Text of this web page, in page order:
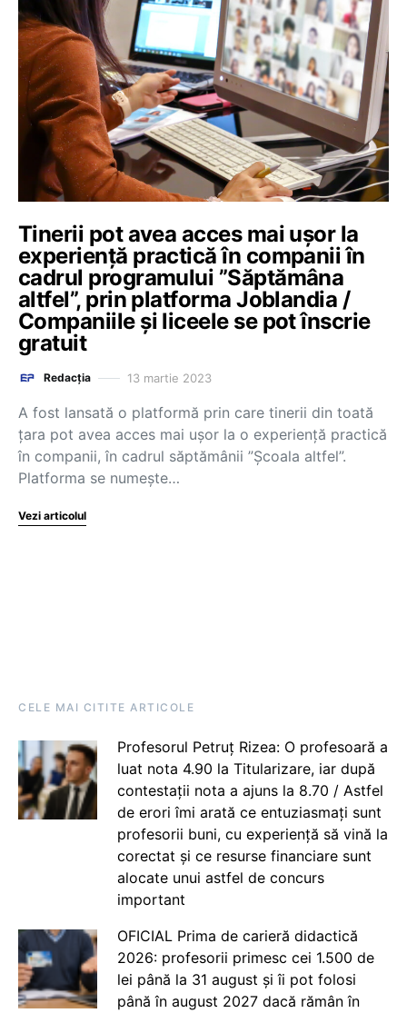
Tinerii pot avea acces mai ușor la
experiență practică în companii în
cadrul programului ”Săptămâna
altfel”, prin platforma Joblandia /
Companiile și liceele se pot înscrie
gratuit
Redacția 13 martie 2023
A fost lansată o platformă prin care tinerii din toată
țara pot avea acces mai ușor la o experiență practică
în companii, în cadrul săptămânii ”Școala altfel”.
Platforma se numește…
Vezi articolul
CELE MAI CITITE ARTICOLE
Profesorul Petruț Rizea: O profesoară a
luat nota 4.90 la Titularizare, iar după
contestații nota a ajuns la 8.70 / Astfel
de erori îmi arată ce entuziasmați sunt
profesorii buni, cu experiență să vină la
corectat și ce resurse financiare sunt
alocate unui astfel de concurs
important
OFICIAL Prima de carieră didactică
2026: profesorii primesc cei 1.500 de
lei până la 31 august și îi pot folosi
până în august 2027 dacă rămân în